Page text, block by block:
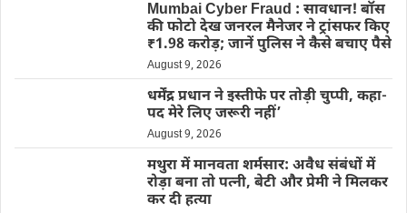
Mumbai Cyber Fraud : सावधान! बॉस
की फोटो देख जनरल मैनेजर ने ट्रांसफर किए
₹1.98 करोड़; जानें पुलिस ने कैसे बचाए पैसे
August 9, 2026
धर्मेंद्र प्रधान ने इस्तीफे पर तोड़ी चुप्पी, कहा-
पद मेरे लिए जरूरी नहीं’
August 9, 2026
मथुरा में मानवता शर्मसार: अवैध संबंधों में
रोड़ा बना तो पत्नी, बेटी और प्रेमी ने मिलकर
कर दी हत्या